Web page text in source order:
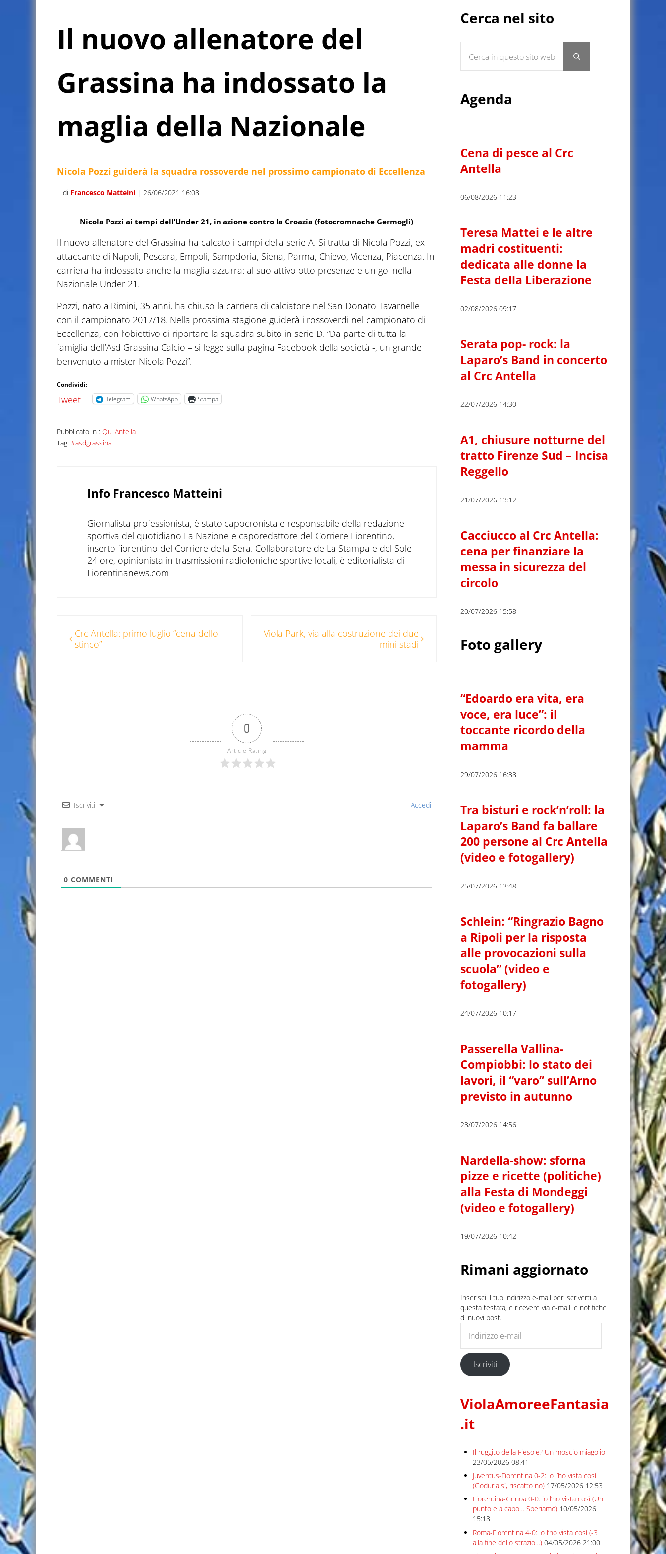
Il nuovo allenatore del
Grassina ha indossato la
maglia della Nazionale
Nicola Pozzi guiderà la squadra rossoverde nel prossimo campionato di Eccellenza
di Francesco Matteini | 26/06/2021 16:08
Nicola Pozzi ai tempi dell’Under 21, in azione contro la Croazia (fotocromnache Germogli)
Il nuovo allenatore del Grassina ha calcato i campi della serie A. Si tratta di Nicola Pozzi, ex
attaccante di Napoli, Pescara, Empoli, Sampdoria, Siena, Parma, Chievo, Vicenza, Piacenza. In
carriera ha indossato anche la maglia azzurra: al suo attivo otto presenze e un gol nella
Nazionale Under 21.
Pozzi, nato a Rimini, 35 anni, ha chiuso la carriera di calciatore nel San Donato Tavarnelle
con il campionato 2017/18. Nella prossima stagione guiderà i rossoverdi nel campionato di
Eccellenza, con l’obiettivo di riportare la squadra subito in serie D. “Da parte di tutta la
famiglia dell’Asd Grassina Calcio – si legge sulla pagina Facebook della società -, un grande
benvenuto a mister Nicola Pozzi”.
Condividi:
Tweet Telegram WhatsApp Stampa
Pubblicato in : Qui Antella
Tag: #asdgrassina
Info Francesco Matteini
Giornalista professionista, è stato capocronista e responsabile della redazione
sportiva del quotidiano La Nazione e caporedattore del Corriere Fiorentino,
inserto fiorentino del Corriere della Sera. Collaboratore de La Stampa e del Sole
24 ore, opinionista in trasmissioni radiofoniche sportive locali, è editorialista di
Fiorentinanews.com
Crc Antella: primo luglio “cena dello
stinco”
Viola Park, via alla costruzione dei due
mini stadi
0
Article Rating
Iscriviti Accedi
0 COMMENTI
Cerca nel sito
Submit search
Agenda
Cena di pesce al Crc
Antella
06/08/2026 11:23
Teresa Mattei e le altre
madri costituenti:
dedicata alle donne la
Festa della Liberazione
02/08/2026 09:17
Serata pop- rock: la
Laparo’s Band in concerto
al Crc Antella
22/07/2026 14:30
A1, chiusure notturne del
tratto Firenze Sud – Incisa
Reggello
21/07/2026 13:12
Cacciucco al Crc Antella:
cena per finanziare la
messa in sicurezza del
circolo
20/07/2026 15:58
Foto gallery
“Edoardo era vita, era
voce, era luce”: il
toccante ricordo della
mamma
29/07/2026 16:38
Tra bisturi e rock’n’roll: la
Laparo’s Band fa ballare
200 persone al Crc Antella
(video e fotogallery)
25/07/2026 13:48
Schlein: “Ringrazio Bagno
a Ripoli per la risposta
alle provocazioni sulla
scuola” (video e
fotogallery)
24/07/2026 10:17
Passerella Vallina-
Compiobbi: lo stato dei
lavori, il “varo” sull’Arno
previsto in autunno
23/07/2026 14:56
Nardella-show: sforna
pizze e ricette (politiche)
alla Festa di Mondeggi
(video e fotogallery)
19/07/2026 10:42
Rimani aggiornato
Inserisci il tuo indirizzo e-mail per iscriverti a
questa testata, e ricevere via e-mail le notifiche
di nuovi post.
Iscriviti
ViolaAmoreeFantasia
.it
Il ruggito della Fiesole? Un moscio miagolio
23/05/2026 08:41
Juventus-Fiorentina 0-2: io l’ho vista così
(Goduria sì, riscatto no) 17/05/2026 12:53
Fiorentina-Genoa 0-0: io l’ho vista così (Un
punto e a capo… Speriamo) 10/05/2026
15:18
Roma-Fiorentina 4-0: io l’ho vista così (-3
alla fine dello strazio…) 04/05/2026 21:00